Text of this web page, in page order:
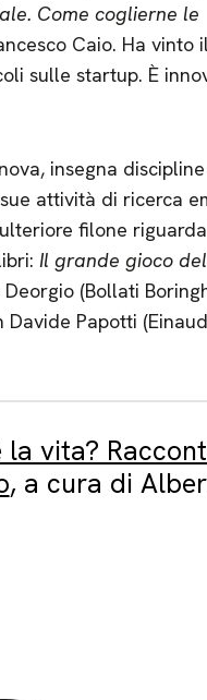
Come coglierne le
Caio. Ha vinto
sulle startup. È
insegna
attività di ricerca
filone
Il grande gioco
(Bollati
Papotti
la vita?
, a cura di